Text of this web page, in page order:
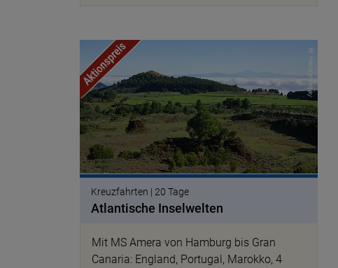
© Hana pixabay
Kreuzfahrten | 20 Tage
Atlantische Inselwelten
Mit MS Amera von Hamburg bis Gran
Canaria: England, Portugal, Marokko, 4